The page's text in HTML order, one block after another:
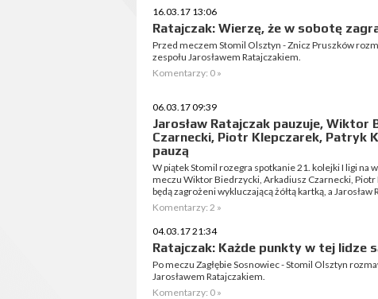
16.03.17 13:06
Ratajczak: Wierzę, że w sobotę
Przed meczem Stomil Olsztyn - Znicz Pruszków
zespołu Jarosławem Ratajczakiem.
Komentarzy: 0 »
06.03.17 09:39
Jarosław Ratajczak pauzuje, Wiktor
Czarnecki, Piotr Klepczarek, Patryk
pauzą
W piątek Stomil rozegra spotkanie 21. kolejki I ligi na
meczu Wiktor Biedrzycki, Arkadiusz Czarnecki, Piotr
będą zagrożeni wykluczającą żółtą kartką, a Jarosław
Komentarzy: 2 »
04.03.17 21:34
Ratajczak: Każde punkty w tej lidze
Po meczu Zagłębie Sosnowiec - Stomil Olsztyn
Jarosławem Ratajczakiem.
Komentarzy: 0 »